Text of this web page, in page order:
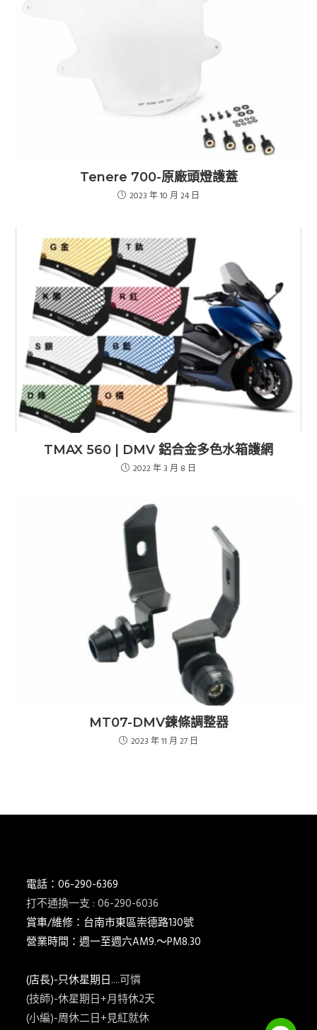
Tenere 700-原廠頭燈護蓋
2023 年 10 月 24 日
TMAX 560 | DMV 鋁合金多色水箱護網
2022 年 3 月 8 日
MT07-DMV鍊條調整器
2023 年 11 月 27 日
電話：06-290-6369
打不通換一支 : 06-290-6036
賞車/維修：台南市東區崇德路130號
營業時間：週一至週六AM9.～PM8.30
(店長)-只休星期日....可憐
(技師)-休星期日+月特休2天
(小編)-周休二日+見紅就休